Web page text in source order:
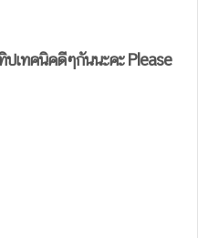
ปเทคนิคดีๆกันนะคะ Please